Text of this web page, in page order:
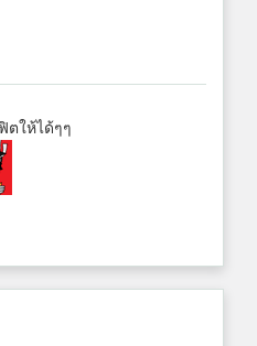
ตให้ได้ๆๆ